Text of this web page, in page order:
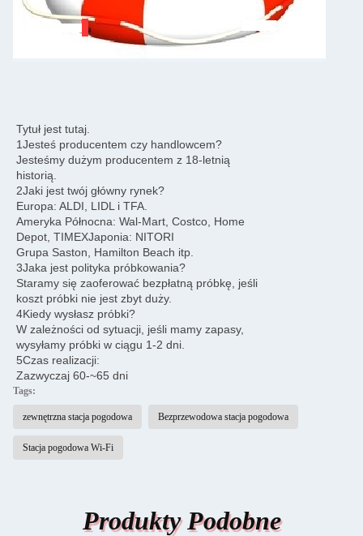
Tytuł jest tutaj.
1Jesteś producentem czy handlowcem?
Jesteśmy dużym producentem z 18-letnią
historią.
2Jaki jest twój główny rynek?
Europa: ALDI, LIDL i TFA.
Ameryka Północna: Wal-Mart, Costco, Home
Depot, TIMEXJaponia: NITORI
Grupa Saston, Hamilton Beach itp.
3Jaka jest polityka próbkowania?
Staramy się zaoferować bezpłatną próbkę, jeśli
koszt próbki nie jest zbyt duży.
4Kiedy wysłasz próbki?
W zależności od sytuacji, jeśli mamy zapasy,
wysyłamy próbki w ciągu 1-2 dni.
5Czas realizacji:
Zazwyczaj 60-~65 dni
Tags:
zewnętrzna stacja pogodowa Bezprzewodowa stacja pogodowa
Stacja pogodowa Wi-Fi
Produkty Podobne